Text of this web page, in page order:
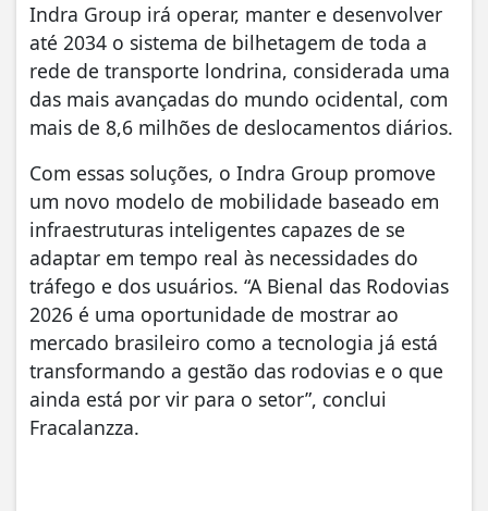
Indra Group irá operar, manter e desenvolver
até 2034 o sistema de bilhetagem de toda a
rede de transporte londrina, considerada uma
das mais avançadas do mundo ocidental, com
mais de 8,6 milhões de deslocamentos diários.
Com essas soluções, o Indra Group promove
um novo modelo de mobilidade baseado em
infraestruturas inteligentes capazes de se
adaptar em tempo real às necessidades do
tráfego e dos usuários. “A Bienal das Rodovias
2026 é uma oportunidade de mostrar ao
mercado brasileiro como a tecnologia já está
transformando a gestão das rodovias e o que
ainda está por vir para o setor”, conclui
Fracalanzza.